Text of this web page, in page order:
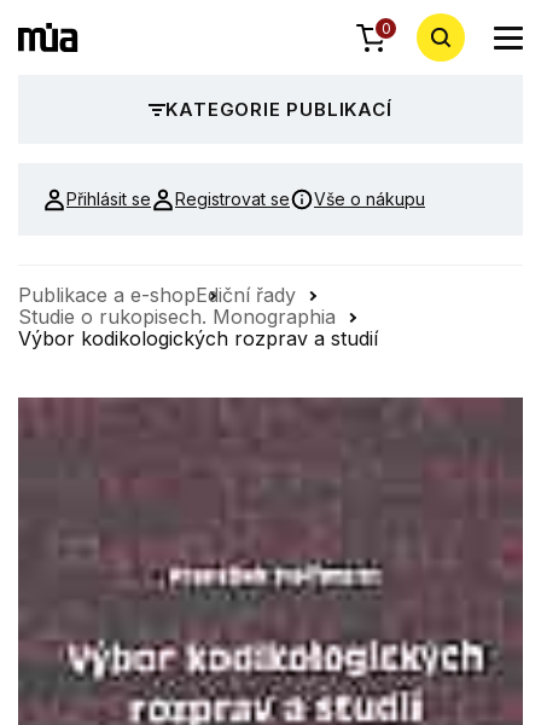
0
KATEGORIE PUBLIKACÍ
Přihlásit se Registrovat se Vše o nákupu
Publikace a e-shopEdiční řady
Studie o rukopisech. Monographia
Výbor kodikologických rozprav a studií